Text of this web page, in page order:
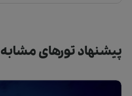
پیشنهاد تورهای مشابه